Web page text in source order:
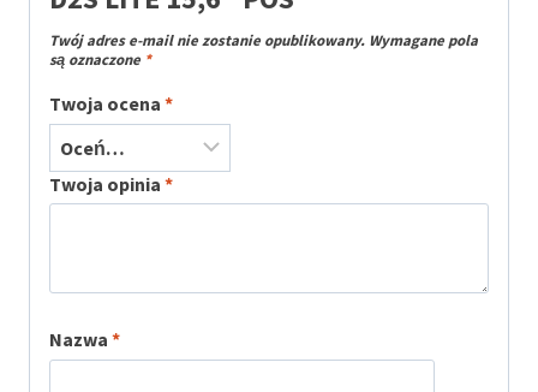
Twój adres e-mail nie zostanie opublikowany. Wymagane pola
są oznaczone *
Twoja ocena *
Twoja opinia *
Nazwa *